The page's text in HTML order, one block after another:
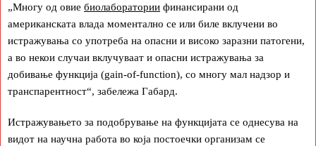
„Многу од овие биолаборатории финансирани од
американската влада моментално се или биле вклучени во
истражувања со употреба на опасни и високо заразни патогени,
а во некои случаи вклучуваат и опасни истражувања за
добивање функција (gain-of-function), со многу мал надзор и
транспарентност“, забележа Габард.
Истражувањето за подобрување на функцијата се однесува на
видот на научна работа во која постоечки организам се